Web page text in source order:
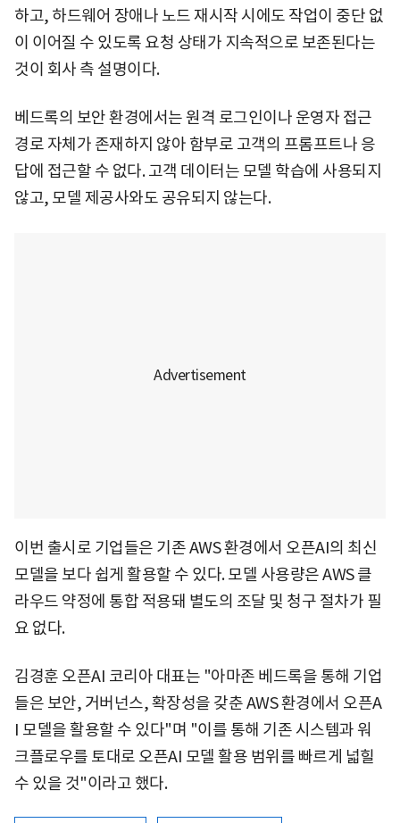
하고, 하드웨어 장애나 노드 재시작 시에도 작업이 중단 없
이 이어질 수 있도록 요청 상태가 지속적으로 보존된다는
것이 회사 측 설명이다.
베드록의 보안 환경에서는 원격 로그인이나 운영자 접근
경로 자체가 존재하지 않아 함부로 고객의 프롬프트나 응
답에 접근할 수 없다. 고객 데이터는 모델 학습에 사용되지
않고, 모델 제공사와도 공유되지 않는다.
이번 출시로 기업들은 기존 AWS 환경에서 오픈AI의 최신
모델을 보다 쉽게 활용할 수 있다. 모델 사용량은 AWS 클
라우드 약정에 통합 적용돼 별도의 조달 및 청구 절차가 필
요 없다.
김경훈 오픈AI 코리아 대표는 "아마존 베드록을 통해 기업
들은 보안, 거버넌스, 확장성을 갖춘 AWS 환경에서 오픈A
I 모델을 활용할 수 있다"며 "이를 통해 기존 시스템과 워
크플로우를 토대로 오픈AI 모델 활용 범위를 빠르게 넓힐
수 있을 것"이라고 했다.